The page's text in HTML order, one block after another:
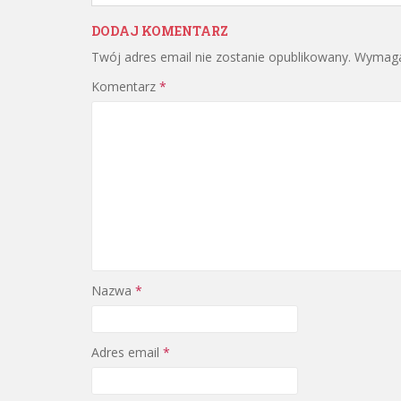
DODAJ KOMENTARZ
Twój adres email nie zostanie opublikowany.
Komentarz *
Nazwa *
Adres email *